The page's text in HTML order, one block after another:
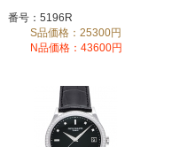
番号：5196R
S品価格：25300円
N品価格：43600円